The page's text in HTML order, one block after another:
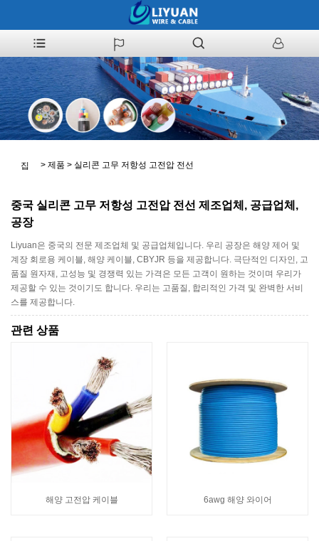
집 > 제품 > 실리콘 고무 저항성 고전압 전선
중국 실리콘 고무 저항성 고전압 전선 제조업체, 공급업체,
공장
Liyuan은 중국의 전문 제조업체 및 공급업체입니다. 우리 공장은 해양 제어 및
계장 회로용 케이블, 해양 케이블, CBYJR 등을 제공합니다. 극단적인 디자인, 고
품질 원자재, 고성능 및 경쟁력 있는 가격은 모든 고객이 원하는 것이며 우리가
제공할 수 있는 것이기도 합니다. 우리는 고품질, 합리적인 가격 및 완벽한 서비
스를 제공합니다.
관련 상품
해양 고전압 케이블 6awg 해양 와이어